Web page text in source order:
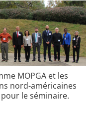
MOPGA et les
nord-américaines
le séminaire.